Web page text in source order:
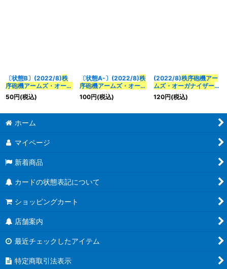
絞り込む
〔状態B〕(2022/8)秩
序砲機アームズ・オーガ
ナイザー【M】{BS59-
033}《白》
50円(税込)
〔状態A-〕(2022/8)秩
序砲機アームズ・オーガ
ナイザー【M】{BS59-
033}《白》
100円(税込)
(2022/8)秩序砲機アー
ムズ・オーガナイザー
【M】{BS59-033}
《白》
120円(税込)
ホーム
マイページ
新着商品
カードの状態表記について
ショッピングカート
店舗案内
最近チェックしたアイテム
特定商取引法表示